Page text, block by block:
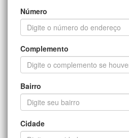
Número
Complemento
Bairro
Cidade